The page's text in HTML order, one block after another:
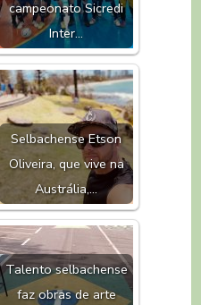
campeonato Sicredi
Inter…
Selbachense Etson
Oliveira, que vive na
Austrália,…
Talento selbachense
faz obras de arte